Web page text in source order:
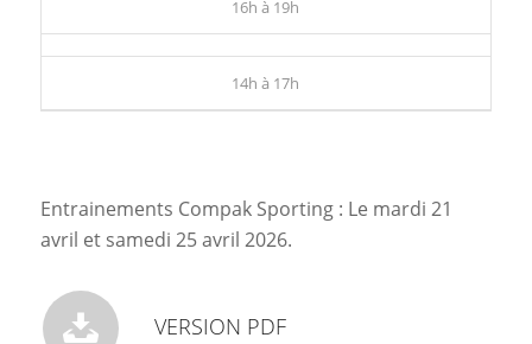
16h à 19h
14h à 17h
Entrainements Compak Sporting : Le mardi 21
avril et samedi 25 avril 2026.
VERSION PDF